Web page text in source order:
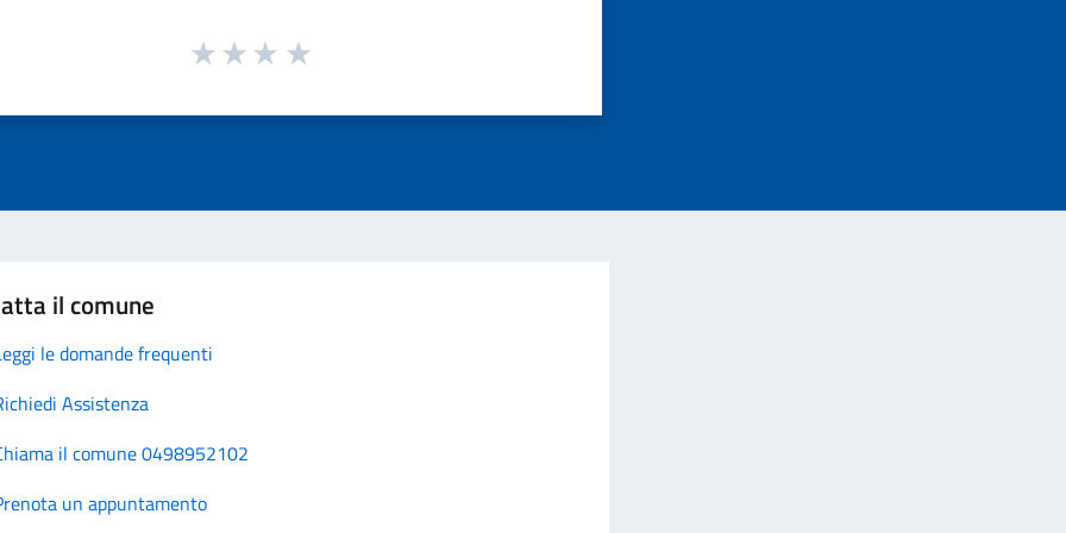
il comune
le domande frequenti
Assistenza
il comune 0498952102
un appuntamento